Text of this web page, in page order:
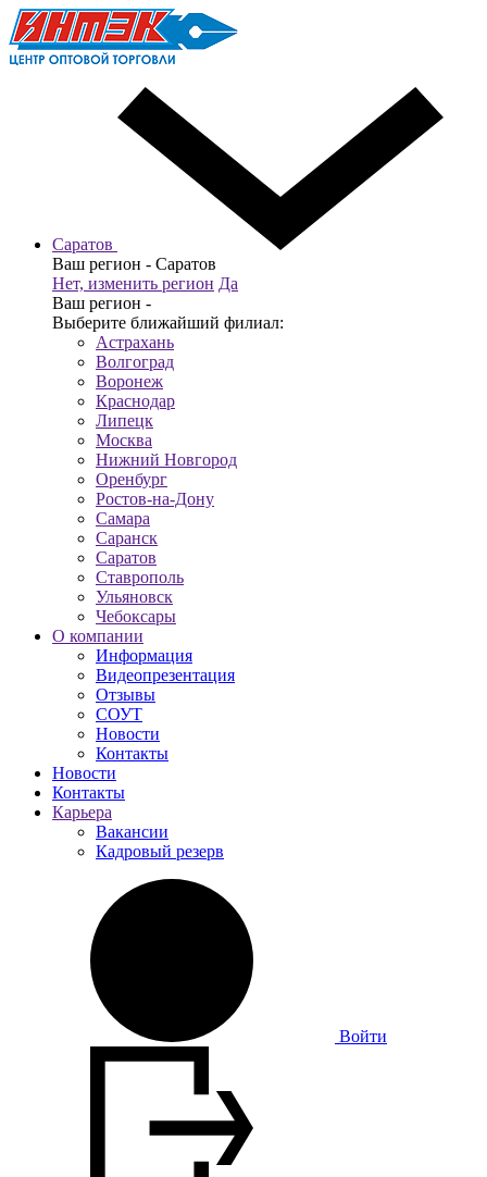
Саратов
Ваш регион - Саратов
Нет, изменить регион Да
Ваш регион -
Выберите ближайший филиал:
Астрахань
Волгоград
Воронеж
Краснодар
Липецк
Москва
Нижний Новгород
Оренбург
Ростов-на-Дону
Самара
Саранск
Саратов
Ставрополь
Ульяновск
Чебоксары
О компании
Информация
Видеопрезентация
Отзывы
СОУТ
Новости
Контакты
Новости
Контакты
Карьера
Вакансии
Кадровый резерв
Войти